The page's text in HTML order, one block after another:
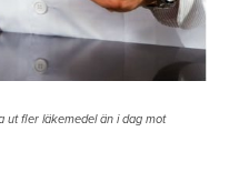
ut fler läkemedel än i dag mot